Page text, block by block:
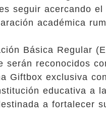
seguir acercando
académica
Básica Regular
serán reconocidos
Giftbox exclusiva
educativa a
a fortalecer